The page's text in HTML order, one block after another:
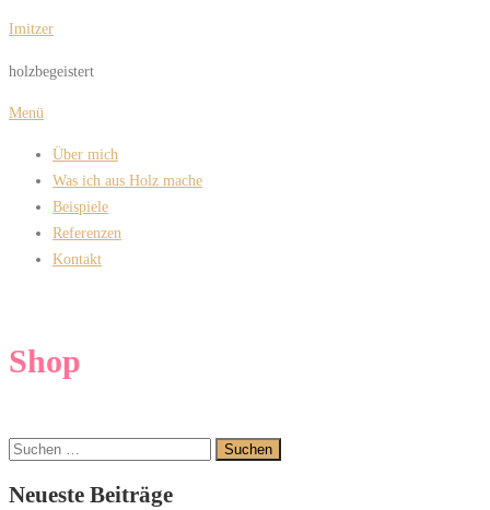
Zum
springen
Imitzer
holzbegeistert
Menü
Über mich
Was ich aus Holz mache
Beispiele
Referenzen
Kontakt
Shop
Suchen
Neueste Beiträge